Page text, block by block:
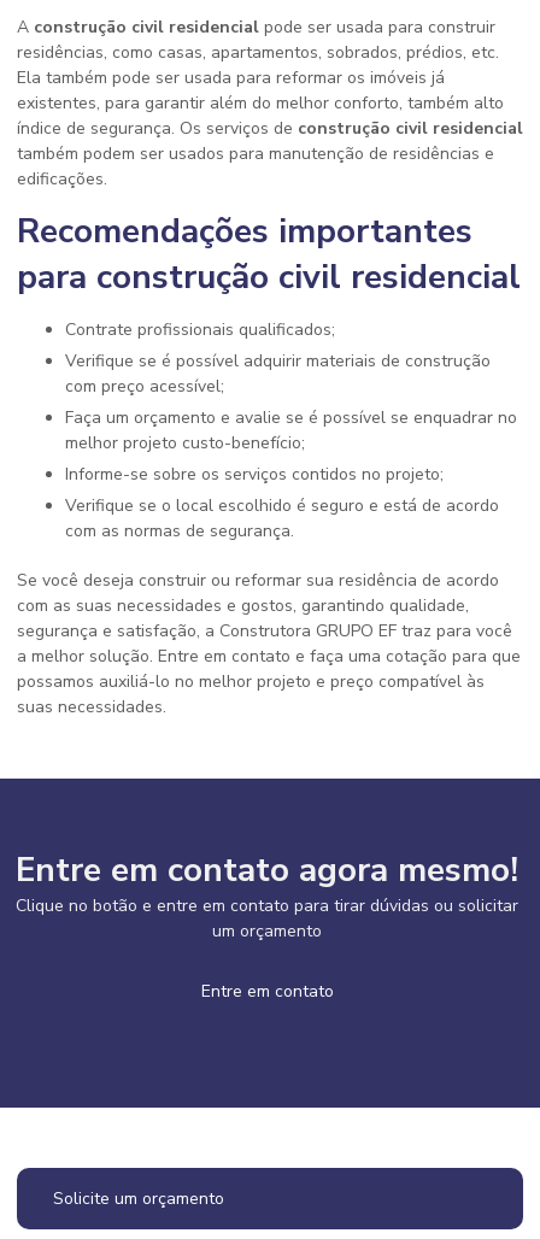
A construção civil residencial pode ser usada para construir
residências, como casas, apartamentos, sobrados, prédios, etc.
Ela também pode ser usada para reformar os imóveis já
existentes, para garantir além do melhor conforto, também alto
índice de segurança. Os serviços de construção civil residencial
também podem ser usados para manutenção de residências e
edificações.
Recomendações importantes
para construção civil residencial
Contrate profissionais qualificados;
Verifique se é possível adquirir materiais de construção
com preço acessível;
Faça um orçamento e avalie se é possível se enquadrar no
melhor projeto custo-benefício;
Informe-se sobre os serviços contidos no projeto;
Verifique se o local escolhido é seguro e está de acordo
com as normas de segurança.
Se você deseja construir ou reformar sua residência de acordo
com as suas necessidades e gostos, garantindo qualidade,
segurança e satisfação, a Construtora GRUPO EF traz para você
a melhor solução. Entre em contato e faça uma cotação para que
possamos auxiliá-lo no melhor projeto e preço compatível às
suas necessidades.
Entre em contato agora mesmo!
Clique no botão e entre em contato para tirar dúvidas ou solicitar
um orçamento
Entre em contato
Solicite um orçamento